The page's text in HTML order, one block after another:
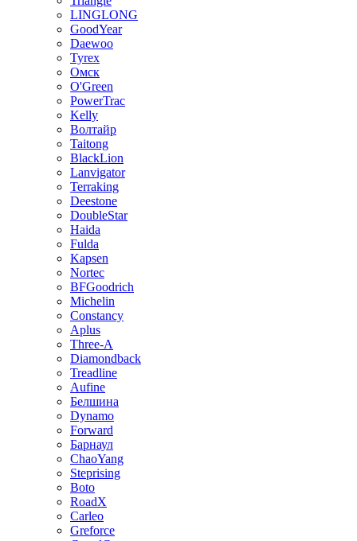
LINGLONG
GoodYear
Daewoo
Tyrex
Омск
O'Green
PowerTrac
Kelly
Волтайр
Taitong
BlackLion
Lanvigator
Terraking
Deestone
DoubleStar
Haida
Fulda
Kapsen
Nortec
BFGoodrich
Michelin
Constancy
Aplus
Three-A
Diamondback
Treadline
Aufine
Белшина
Dynamo
Forward
Барнаул
ChaoYang
Steprising
Boto
RoadX
Carleo
Greforce